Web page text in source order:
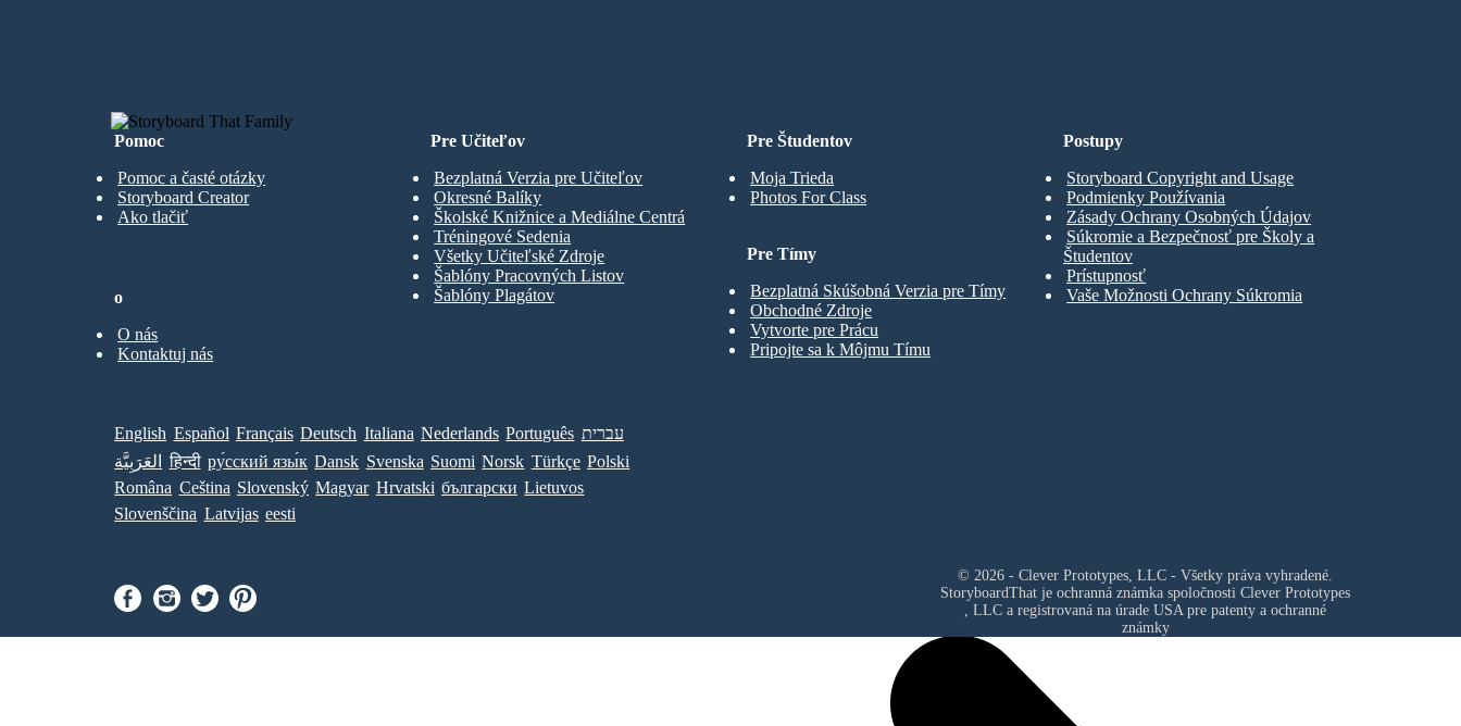
Pomoc
Pomoc a časté otázky
Storyboard Creator
Ako tlačiť
Pre Študentov
Moja Trieda
Photos For Class
Pre Učiteľov
Bezplatná Verzia pre Učiteľov
Okresné Balíky
Školské Knižnice a Mediálne Centrá
Tréningové Sedenia
Všetky Učiteľské Zdroje
Šablóny Pracovných Listov
Šablóny Plagátov
Pre Tímy
Bezplatná Skúšobná Verzia pre Tímy
Obchodné Zdroje
Vytvorte pre Prácu
Pripojte sa k Môjmu Tímu
o
O nás
Kontaktuj nás
Postupy
Storyboard Copyright and Usage
Podmienky Používania
Zásady Ochrany Osobných Údajov
Súkromie a Bezpečnosť pre Školy a
Študentov
Prístupnosť
Vaše Možnosti Ochrany Súkromia
English Español Français Deutsch Italiana Nederlands Português עברית
العَرَبِيَّة
हिन्दी ру́сский язы́к Dansk Svenska Suomi Norsk Türkçe Polski
Româna Ceština Slovenský Magyar Hrvatski български Lietuvos
Slovenščina Latvijas eesti
© 2026 - Clever Prototypes, LLC - Všetky práva vyhradené.
StoryboardThat je ochranná známka spoločnosti Clever Prototypes
, LLC a registrovaná na úrade USA pre patenty a ochranné
známky